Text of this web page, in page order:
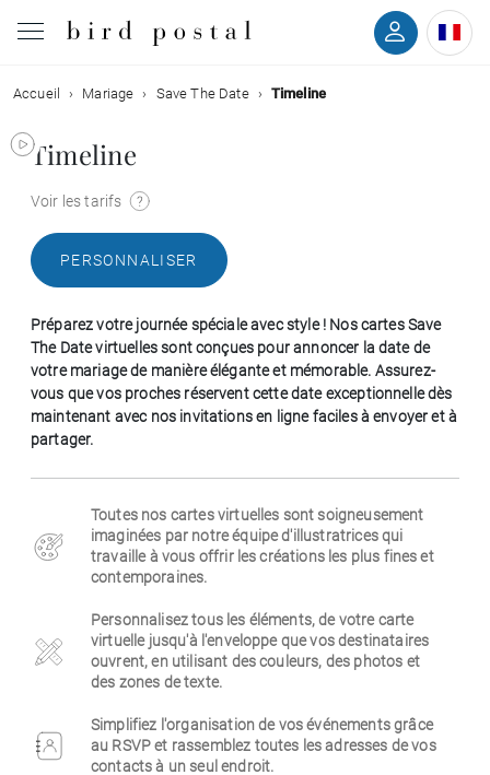
Mariage
Naissance
Communion
Décès
Anniversaire
Entreprise
Accueil Mariage Save The Date Timeline
Timeline
Voir les tarifs
PERSONNALISER
Préparez votre journée spéciale avec style ! Nos cartes Save
The Date virtuelles sont conçues pour annoncer la date de
votre mariage de manière élégante et mémorable. Assurez-
vous que vos proches réservent cette date exceptionnelle dès
maintenant avec nos invitations en ligne faciles à envoyer et à
partager.
Toutes nos cartes virtuelles sont soigneusement
imaginées par notre équipe d'illustratrices qui
travaille à vous offrir les créations les plus fines et
contemporaines.
Personnalisez tous les éléments, de votre carte
virtuelle jusqu'à l'enveloppe que vos destinataires
ouvrent, en utilisant des couleurs, des photos et
des zones de texte.
Simplifiez l'organisation de vos événements grâce
au RSVP et rassemblez toutes les adresses de vos
contacts à un seul endroit.